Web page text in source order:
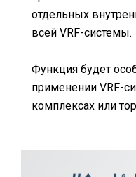
отдельных
всей VRF-системы.
Функция будет
применении VRF-
комплексах или